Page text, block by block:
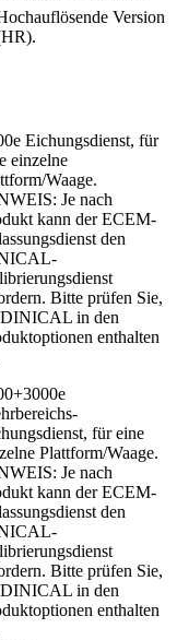
Version
Eichungsdienst, für
einzelne
Waage.
Je nach
kann der ECEM-
den
Bitte prüfen Sie,
in den
enthalten
für eine
Plattform/Waage.
Je nach
kann der ECEM-
den
Bitte prüfen Sie,
in den
enthalten